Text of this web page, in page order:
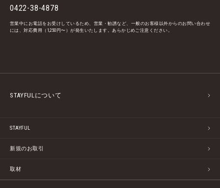
0422-38-4878
営業中にお電話をお受けしているため、営業・勧誘など、一般のお客様以外からのお問い合わせ
には、対応費用（1,250円〜）が発生いたします。あらかじめご注意ください。
STAYFULについて
STAYFUL
新規のお取引
取材